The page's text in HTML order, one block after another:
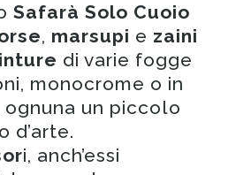
Safarà Solo Cuoio
, marsupi e zaini
di varie fogge
monocrome o in
un piccolo
d’arte.
i, anch’essi